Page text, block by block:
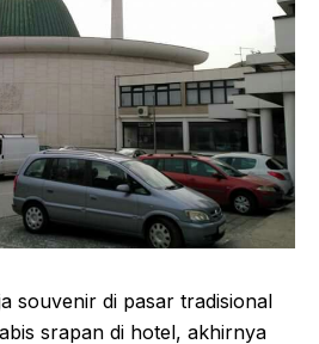
souvenir di pasar tradisional
srapan di hotel, akhirnya